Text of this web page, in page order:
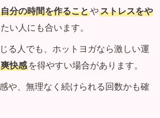
自分の時間を作ることやストレスをや
い人にも合います。
る人でも、ホットヨガなら激しい運
快感 を得やすい場合があります。
や、無理なく続けられる回数かも確